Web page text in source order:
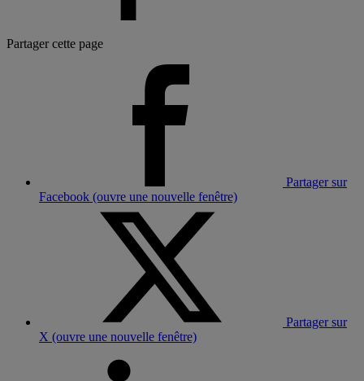
Partager cette page
Partager sur
Facebook (ouvre une nouvelle fenêtre)
Partager sur
X (ouvre une nouvelle fenêtre)